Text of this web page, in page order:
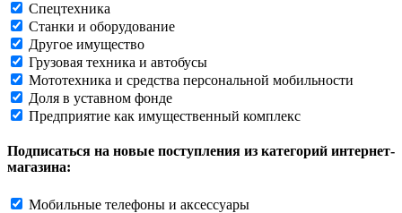
Спецтехника
Станки и оборудование
Другое имущество
Грузовая техника и автобусы
Мототехника и средства персональной мобильности
Доля в уставном фонде
Предприятие как имущественный комплекс
Подписаться на новые поступления из категорий интернет-
магазина:
Мобильные телефоны и аксессуары